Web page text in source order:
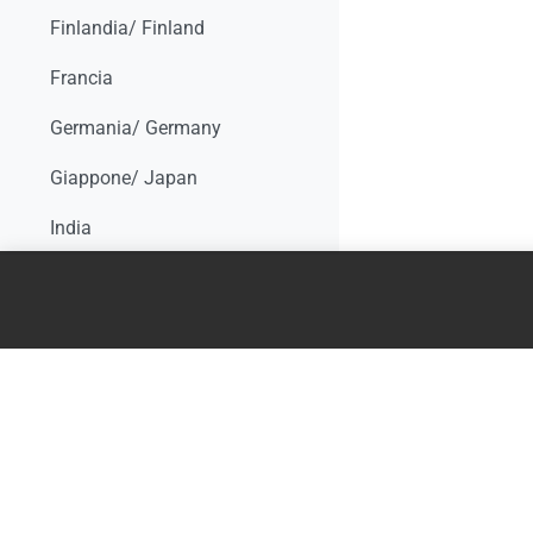
Finlandia/ Finland
Francia
Germania/ Germany
Giappone/ Japan
India